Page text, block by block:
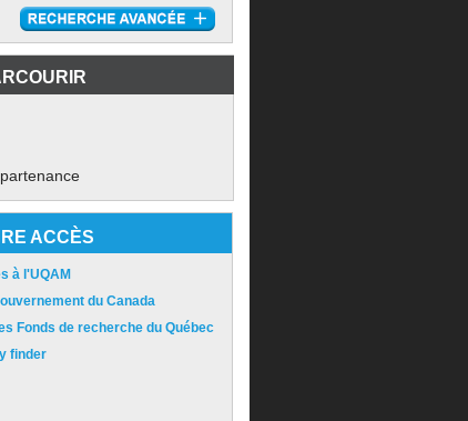
ACCÈS
à l'UQAM
du Canada
Fonds de recherche du Québec
finder